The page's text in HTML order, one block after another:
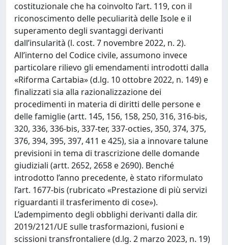
costituzionale che ha coinvolto l’art. 119, con il
riconoscimento delle peculiarità delle Isole e il
superamento degli svantaggi derivanti
dall’insularità (l. cost. 7 novembre 2022, n. 2).
All’interno del Codice civile, assumono invece
particolare rilievo gli emendamenti introdotti dalla
«Riforma Cartabia» (d.lg. 10 ottobre 2022, n. 149) e
finalizzati sia alla razionalizzazione dei
procedimenti in materia di diritti delle persone e
delle famiglie (artt. 145, 156, 158, 250, 316, 316-bis,
320, 336, 336-bis, 337-ter, 337-octies, 350, 374, 375,
376, 394, 395, 397, 411 e 425), sia a innovare talune
previsioni in tema di trascrizione delle domande
giudiziali (artt. 2652, 2658 e 2690). Benché
introdotto l’anno precedente, è stato riformulato
l’art. 1677-bis (rubricato «Prestazione di più servizi
riguardanti il trasferimento di cose»).
L’adempimento degli obblighi derivanti dalla dir.
2019/2121/UE sulle trasformazioni, fusioni e
scissioni transfrontaliere (d.lg. 2 marzo 2023, n. 19)